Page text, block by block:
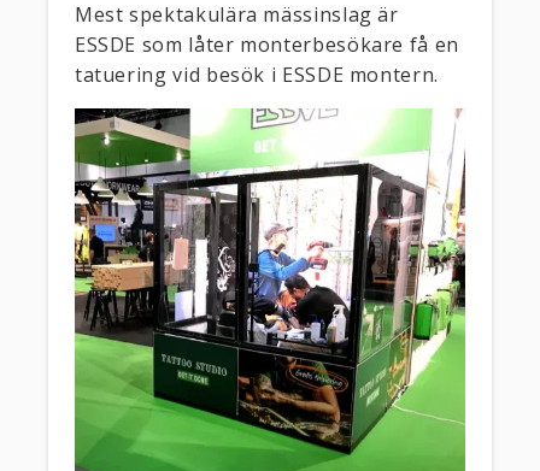
Mest spektakulära mässinslag är
ESSDE som låter monterbesökare få en
tatuering vid besök i ESSDE montern.